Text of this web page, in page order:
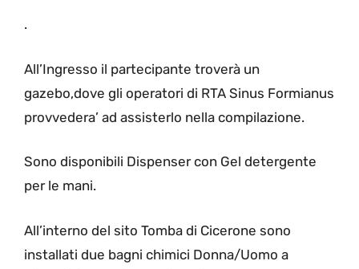
.
All’Ingresso il partecipante troverà un
gazebo,dove gli operatori di RTA Sinus Formianus
provvedera’ ad assisterlo nella compilazione.
Sono disponibili Dispenser con Gel detergente
per le mani.
All’interno del sito Tomba di Cicerone sono
installati due bagni chimici Donna/Uomo a